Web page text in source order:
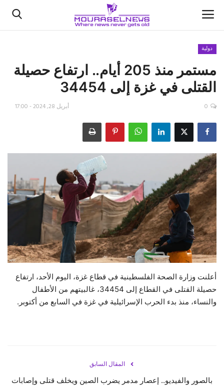
الأخبار
كتّابنا
اقتصاد
علوم وتكنولوجيا
رياضة
فيديو
حياة
دولية
مستمر منذ 205 أيام.. ارتفاع حصيلة
القتلى في غزة إلى 34454
أبريل 28, 2024 - 17:00 0
أعلنت وزارة الصحة الفلسطينية في قطاع غزة، اليوم الأحد، ارتفاع
حصيلة القتلى في القطاع إلى 34454، غالبيتهم من الأطفال
والنساء، منذ بدء الحرب الإسرائيلية في غزة في السابع من أكتوبر.
المقال السابق
بالصور والفيديو.. إعصار مدمر يضرب الصين ويخلف قتلى وإصابات